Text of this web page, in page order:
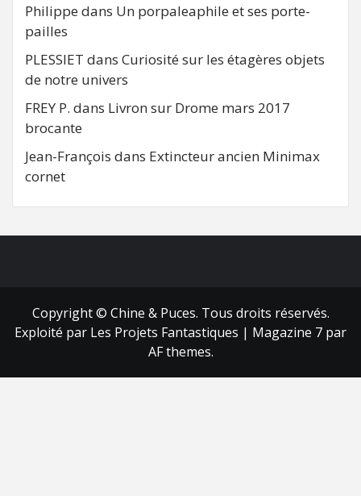
Philippe dans Un porpaleaphile et ses porte-
pailles
PLESSIET dans Curiosité sur les étagères objets
de notre univers
FREY P. dans Livron sur Drome mars 2017
brocante
Jean-François dans Extincteur ancien Minimax
cornet
Copyright © Chine & Puces. Tous droits réservés.
Exploité par Les Projets Fantastiques | Magazine 7 par
AF themes.